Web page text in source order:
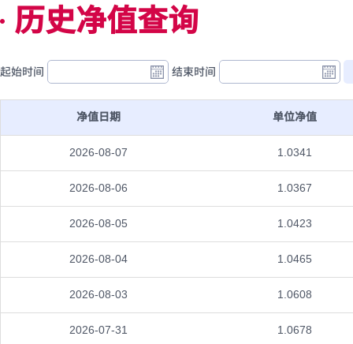
历史净值查询
起始时间 结束时间
净值日期 单位净值
2026-08-07 1.0341
2026-08-06 1.0367
2026-08-05 1.0423
2026-08-04 1.0465
2026-08-03 1.0608
2026-07-31 1.0678